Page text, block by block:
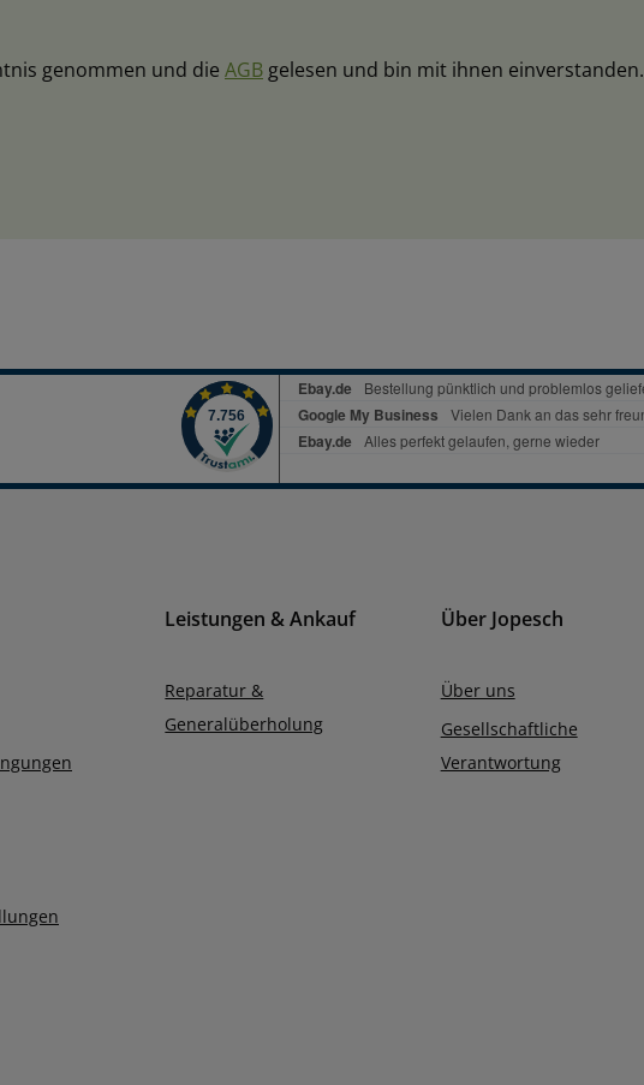
genommen und die AGB gelesen und bin mit ihnen einverstanden.
Leistungen & Ankauf
Reparatur &
Generalüberholung
Über Jopesch
Über uns
Gesellschaftliche
Verantwortung